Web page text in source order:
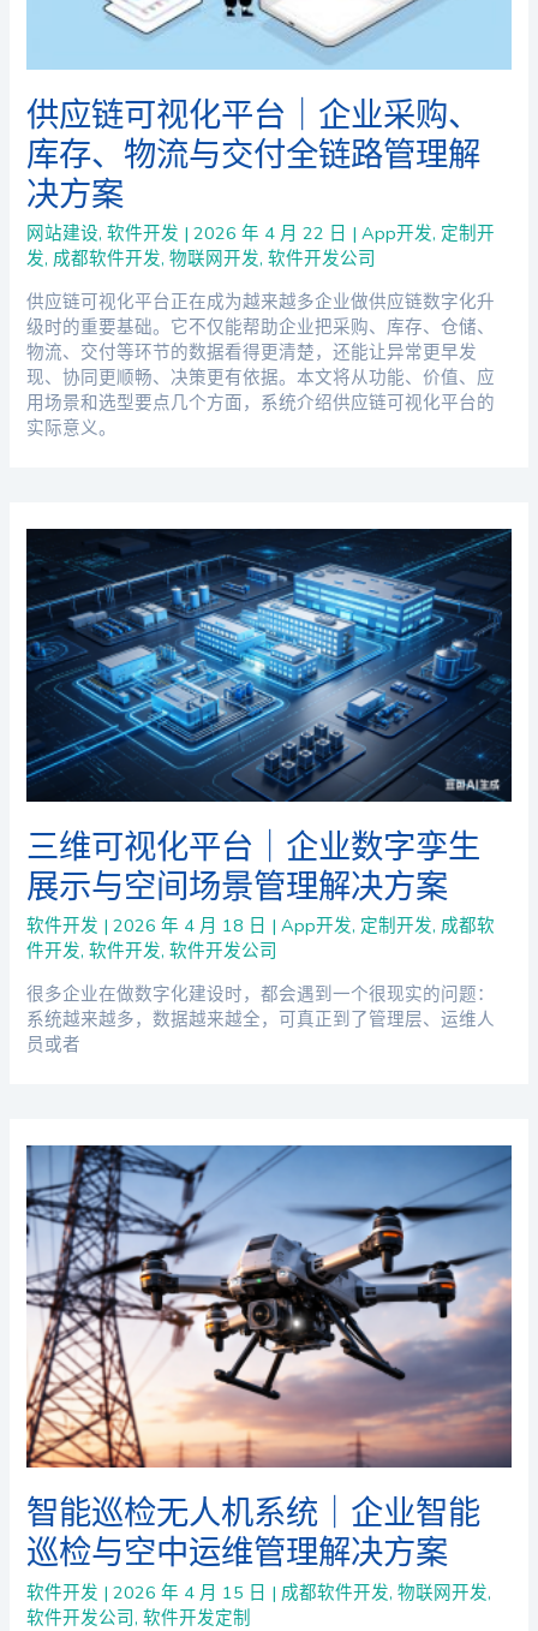
供应链可视化平台｜企业采购、
库存、物流与交付全链路管理解
决方案
网站建设,软件开发 |2026 年 4 月 22 日 |App开发, 定制开
发,成都软件开发,物联网开发,软件开发公司
供应链可视化平台正在成为越来越多企业做供应链数字化升
级时的重要基础。它不仅能帮助企业把采购、库存、仓储、
物流、交付等环节的数据看得更清楚，还能让异常更早发
现、协同更顺畅、决策更有依据。本文将从功能、价值、应
用场景和选型要点几个方面，系统介绍供应链可视化平台的
实际意义。
三维可视化平台｜企业数字孪生
展示与空间场景管理解决方案
软件开发 |2026 年 4 月 18 日 |App开发, 定制开发,成都软
件开发,软件开发,软件开发公司
很多企业在做数字化建设时，都会遇到一个很现实的问题：
系统越来越多，数据越来越全，可真正到了管理层、运维人
员或者
智能巡检无人机系统｜企业智能
巡检与空中运维管理解决方案
软件开发 |2026 年 4 月 15 日 | 成都软件开发,物联网开发,
软件开发公司,软件开发定制